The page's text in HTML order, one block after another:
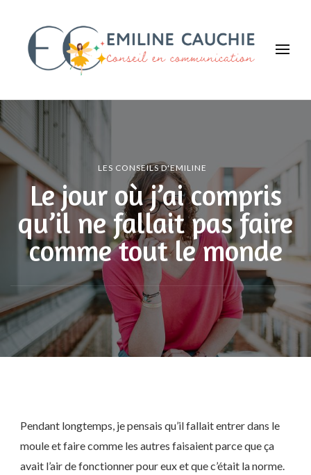
Emiline CAUCHIE
Faites savoir que vous existez !
LES CONSEILS D'EMILINE
Le jour où j’ai compris
qu’il ne fallait pas faire
comme tout le monde
Pendant longtemps, je pensais qu’il fallait entrer dans le
moule et faire comme les autres faisaient parce que ça
avait l’air de fonctionner pour eux et que c’était la norme.